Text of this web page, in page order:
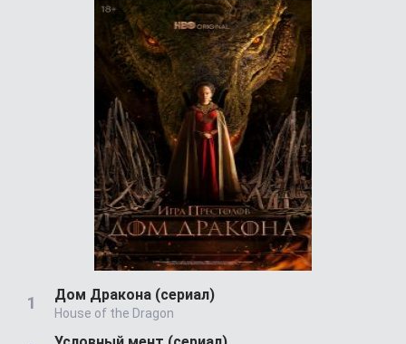
Дом Дракона (сериал)
House of the Dragon